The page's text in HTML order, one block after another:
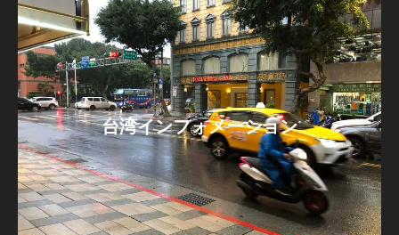
台湾インフォメーション